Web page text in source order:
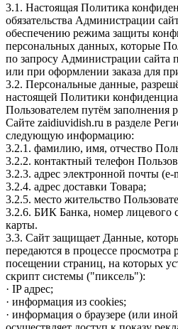
3.1. Настоящая Политика
обязательства Администрации
обеспечению режима защиты
персональных данных, которые
по запросу Администрации сайта
или при оформлении заказа для
3.2. Персональные данные,
настоящей Политики
Пользователем путём заполнения
Сайте zaidiuvidish.ru в разделе
следующую информацию:
3.2.1. фамилию, имя, отчество
3.2.2. контактный телефон
3.2.3. адрес электронной почты (e-
3.2.4. адрес доставки Товара;
3.2.5. место жительство
3.2.6. БИК Банка, номер лицевого
карты.
3.3. Сайт защищает Данные,
передаются в процессе
посещении страниц, на которых
скрипт системы ("пиксель"):
· IP адрес;
· информация из cookies;
· информация о браузере (или